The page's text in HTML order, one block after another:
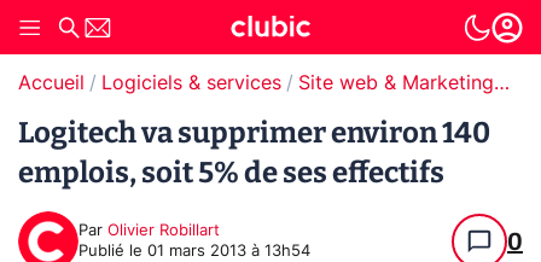
Accueil Logiciels & services Site web & Marketing Digital
Logitech va supprimer environ 140
emplois, soit 5% de ses effectifs
Par Olivier Robillart
Publié le 01 mars 2013 à 13h54 0